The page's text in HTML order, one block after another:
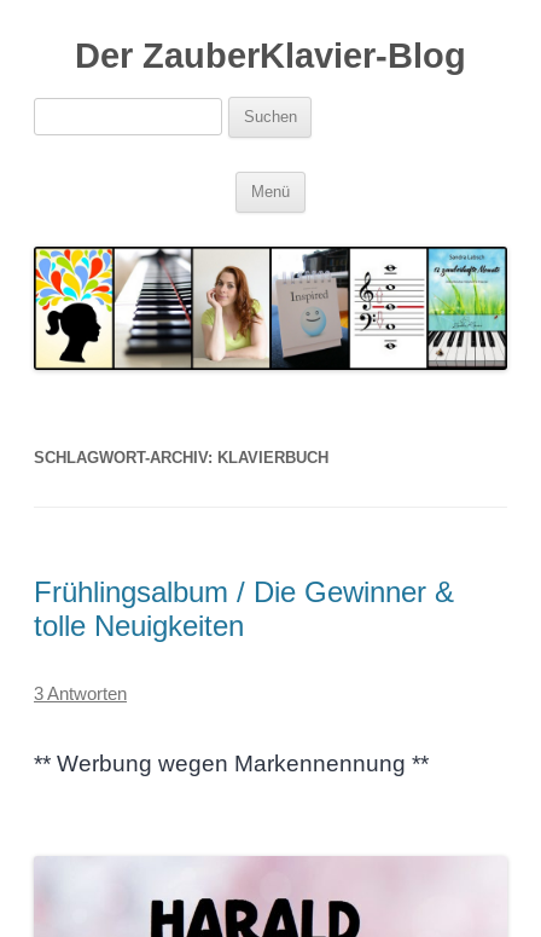
Der ZauberKlavier-Blog
Suchen
nach:
Menü
SCHLAGWORT-ARCHIV: KLAVIERBUCH
Frühlingsalbum / Die Gewinner &
tolle Neuigkeiten
3 Antworten
** Werbung wegen Markennennung **